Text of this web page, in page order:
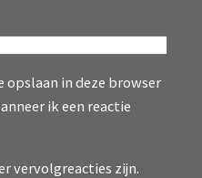
opslaan in deze browser
ik een reactie
vervolgreacties zijn.